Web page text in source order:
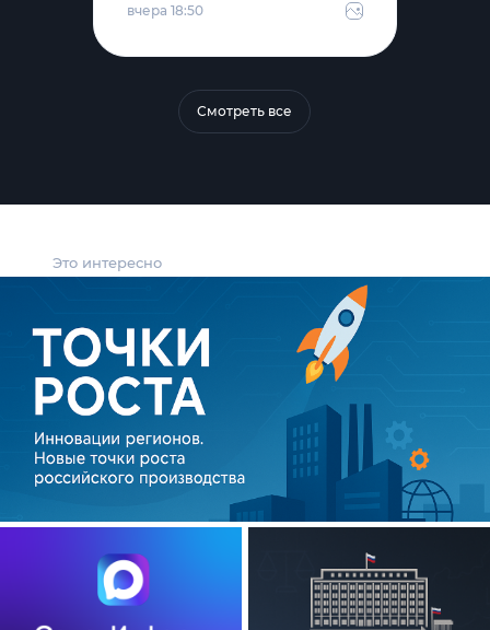
Это интересно
вчера 18:50
Смотреть все